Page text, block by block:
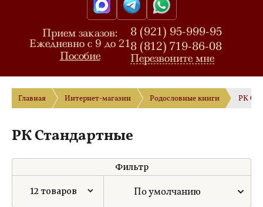
Прием заказов:
Ежедневно с 9 до 21
Пособие
8 (921) 95-999-95
8 (812) 719-86-08
Перезвоните мне
Главная Интернет-магазин Родословные книги РК
РК Стандартные
Фильтр
По умолчанию